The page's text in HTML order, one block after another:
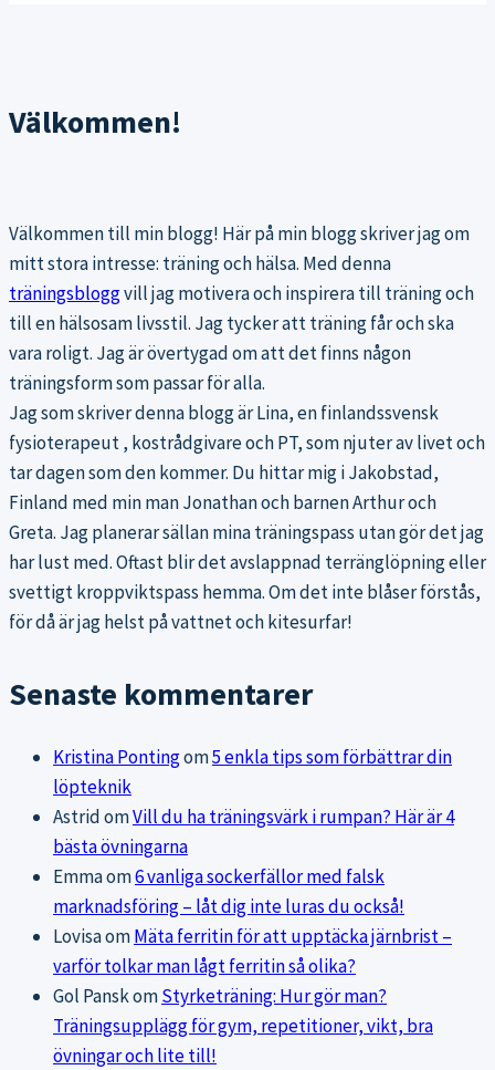
Välkommen!
Välkommen till min blogg! Här på min blogg skriver jag om
mitt stora intresse: träning och hälsa. Med denna
träningsbloggvill jag motivera och inspirera till träning och
till en hälsosam livsstil. Jag tycker att träning får och ska
vara roligt. Jag är övertygad om att det finns någon
träningsform som passar för alla.
Jag som skriver denna blogg är Lina, en finlandssvensk
fysioterapeut , kostrådgivare och PT, som njuter av livet och
tar dagen som den kommer. Du hittar mig i Jakobstad,
Finland med min man Jonathan och barnen Arthur och
Greta. Jag planerar sällan mina träningspass utan gör det jag
har lust med. Oftast blir det avslappnad terränglöpning eller
svettigt kroppviktspass hemma. Om det inte blåser förstås,
för då är jag helst på vattnet och kitesurfar!
Senaste kommentarer
Kristina Pontingom5 enkla tips som förbättrar din
löpteknik
AstridomVill du ha träningsvärk i rumpan? Här är 4
bästa övningarna
Emmaom6 vanliga sockerfällor med falsk
marknadsföring – låt dig inte luras du också!
LovisaomMäta ferritin för att upptäcka järnbrist –
varför tolkar man lågt ferritin så olika?
Gol PanskomStyrketräning: Hur gör man?
Träningsupplägg för gym, repetitioner, vikt, bra
övningar och lite till!